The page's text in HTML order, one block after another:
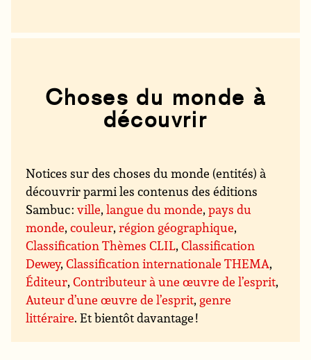
Choses du monde à
découvrir
Notices sur des choses du monde (entités) à
découvrir parmi les contenus des éditions
Sambuc :ville,langue du monde,pays du
monde,couleur,région géographique,
Classification Thèmes CLIL,Classification
Dewey,Classification internationale THEMA,
Éditeur,Contributeur à une œuvre de l’esprit,
Auteur d’une œuvre de l’esprit, genre
littéraire. Et bientôt davantage !